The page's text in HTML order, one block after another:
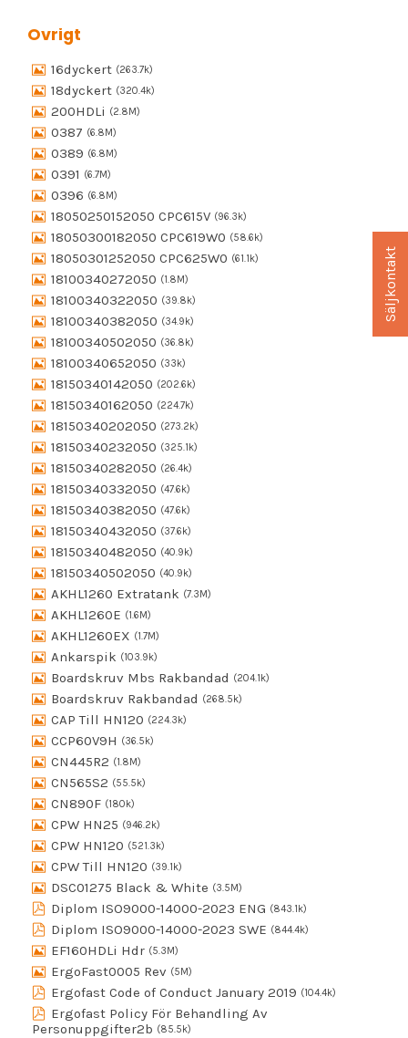
Övrigt
16dyckert (263.7k)
18dyckert (320.4k)
200HDLi (2.8M)
0387 (6.8M)
0389 (6.8M)
0391 (6.7M)
0396 (6.8M)
18050250152050 CPC615V (96.3k)
18050300182050 CPC619W0 (58.6k)
18050301252050 CPC625W0 (61.1k)
18100340272050 (1.8M)
18100340322050 (39.8k)
18100340382050 (34.9k)
18100340502050 (36.8k)
18100340652050 (33k)
18150340142050 (202.6k)
18150340162050 (224.7k)
18150340202050 (273.2k)
18150340232050 (325.1k)
18150340282050 (26.4k)
18150340332050 (47.6k)
18150340382050 (47.6k)
18150340432050 (37.6k)
18150340482050 (40.9k)
18150340502050 (40.9k)
AKHL1260 Extratank (7.3M)
AKHL1260E (1.6M)
AKHL1260EX (1.7M)
Ankarspik (103.9k)
Boardskruv Mbs Rakbandad (204.1k)
Boardskruv Rakbandad (268.5k)
CAP Till HN120 (224.3k)
CCP60V9H (36.5k)
CN445R2 (1.8M)
CN565S2 (55.5k)
CN890F (180k)
CPW HN25 (946.2k)
CPW HN120 (521.3k)
CPW Till HN120 (39.1k)
DSC01275 Black & White (3.5M)
Diplom ISO9000-14000-2023 ENG (843.1k)
Diplom ISO9000-14000-2023 SWE (844.4k)
EF160HDLi Hdr (5.3M)
ErgoFast0005 Rev (5M)
Ergofast Code of Conduct January 2019 (104.4k)
Ergofast Policy För Behandling Av
Personuppgifter2b (85.5k)
Säljkontakt